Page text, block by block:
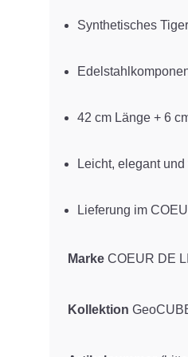
Synthetisches
42 cm Länge + 6
Leicht, elegant
Lieferung im
Marke COEUR DE
Kollektion